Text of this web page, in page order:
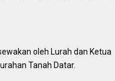
oleh Lurah dan Ketua
Tanah Datar.